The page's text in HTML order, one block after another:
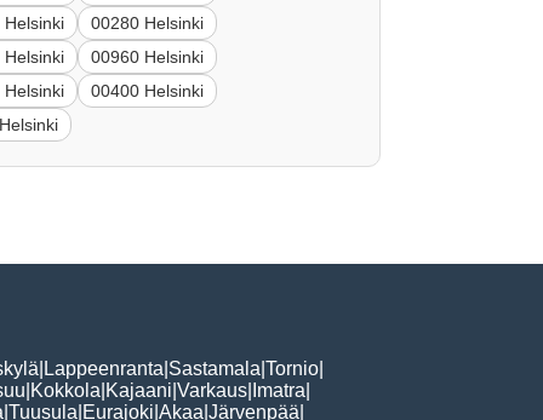
Helsinki
00280 Helsinki
Helsinki
00960 Helsinki
Helsinki
00400 Helsinki
Lappeenranta Sastamala Tornio
Kokkola Kajaani Varkaus Imatra
Tuusula Eurajoki Akaa Järvenpää